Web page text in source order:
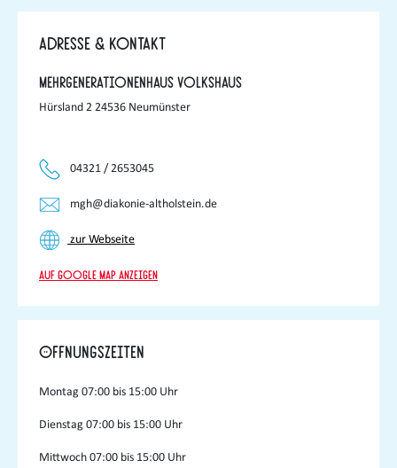
Adresse & Kontakt
Mehrgenerationenhaus Volkshaus
Hürsland 2 24536 Neumünster
04321 / 2653045
mgh@diakonie-altholstein.de
zur Webseite
Auf Google Map anzeigen
Öffnungszeiten
Montag 07:00 bis 15:00 Uhr
Dienstag 07:00 bis 15:00 Uhr
Mittwoch07:00 bis 15:00 Uhr